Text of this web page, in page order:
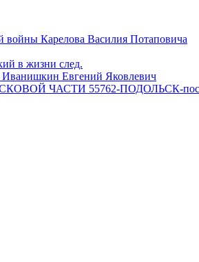
войны Карелова Василия Потаповича
в жизни след.
Иванишкин Евгений Яковлевич
ЧАСТИ 55762-ПОДОЛЬСК-